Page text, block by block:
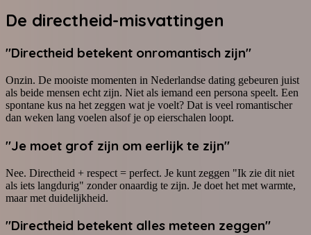
De directheid-misvattingen
"Directheid betekent onromantisch zijn"
Onzin. De mooiste momenten in Nederlandse dating gebeuren juist
als beide mensen echt zijn. Niet als iemand een persona speelt. Een
spontane kus na het zeggen wat je voelt? Dat is veel romantischer
dan weken lang voelen alsof je op eierschalen loopt.
"Je moet grof zijn om eerlijk te zijn"
Nee. Directheid + respect = perfect. Je kunt zeggen "Ik zie dit niet
als iets langdurig" zonder onaardig te zijn. Je doet het met warmte,
maar met duidelijkheid.
"Directheid betekent alles meteen zeggen"